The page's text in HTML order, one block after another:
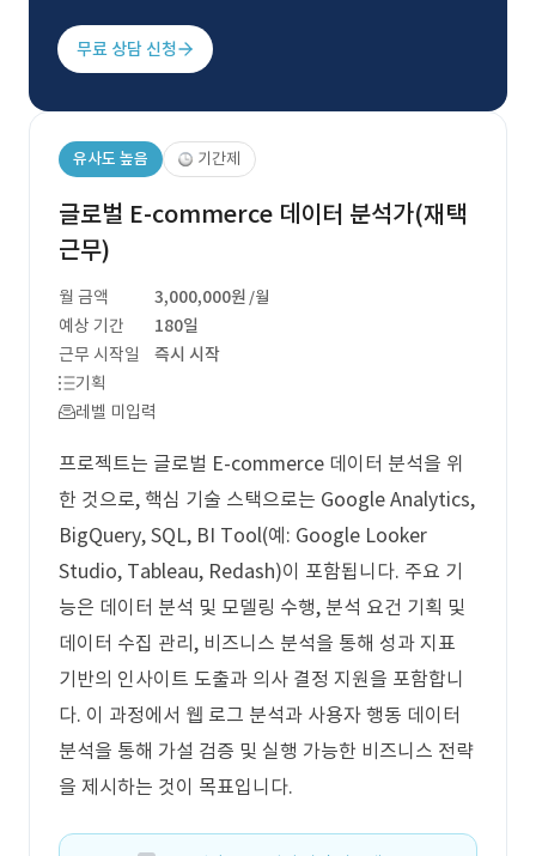
무료 상담 신청
유사도 높음 기간제
글로벌 E-commerce 데이터 분석가(재택
근무)
월 금액 3,000,000원 /월
예상 기간
180일
근무 시작일
즉시 시작
기획
레벨 미입력
프로젝트는 글로벌 E-commerce 데이터 분석을 위
한 것으로, 핵심 기술 스택으로는 Google Analytics,
BigQuery, SQL, BI Tool(예: Google Looker
Studio, Tableau, Redash)이 포함됩니다. 주요 기
능은 데이터 분석 및 모델링 수행, 분석 요건 기획 및
데이터 수집 관리, 비즈니스 분석을 통해 성과 지표
기반의 인사이트 도출과 의사 결정 지원을 포함합니
다. 이 과정에서 웹 로그 분석과 사용자 행동 데이터
분석을 통해 가설 검증 및 실행 가능한 비즈니스 전략
을 제시하는 것이 목표입니다.